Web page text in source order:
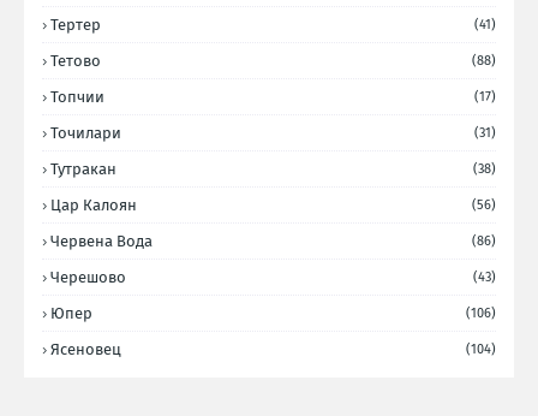
Тертер (41)
Тетово (88)
Топчии (17)
Точилари (31)
Тутракан (38)
Цар Калоян (56)
Червена Вода (86)
Черешово (43)
Юпер (106)
Ясеновец (104)